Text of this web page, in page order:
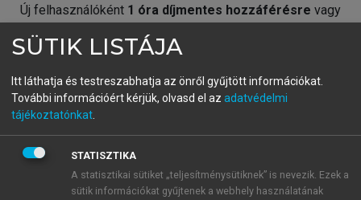
Új felhasználóként 1 óra díjmentes hozzáférésre vagy
fiókoddal,vagy hozz létre új fiókot.
A regisztráció után apróbaidőszakautomatikusan
BELÉPÉS SAJÁT FIÓKKAL
SÜTIK LISTÁJA
Itt láthatja és testreszabhatja az önről gyűjtött információkat.
További információért kérjük, olvasd el az adatvédelmi
tájékoztatónkat
STATISZTIKA
A statisztikai sütiket „teljesítménysütiknek” is nevezik. Ezek a
sütik információkat gyűjtenek a webhely használatának